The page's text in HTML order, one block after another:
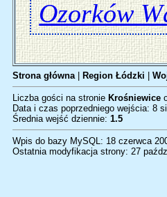
Ozorków
Strona główna| Region Łódzki
Liczba gości na stronie Krośniewice
Data i czas poprzedniego wejścia: 8
Średnia wejść dziennie: 1.5
Wpis do bazy MySQL: 18 czerwca
Ostatnia modyfikacja strony: 27